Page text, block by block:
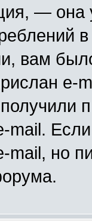
—
вам
e-
mail.
mail, но